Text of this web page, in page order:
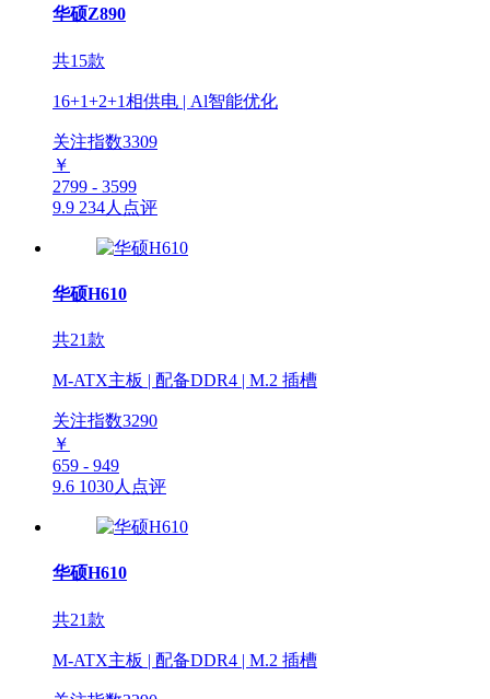
华硕Z890
共15款
16+1+2+1相供电 | Al智能优化
关注指数3309
￥
2799 - 3599
9.9 234人点评
华硕H610
共21款
M-ATX主板 | 配备DDR4 | M.2 插槽
关注指数3290
￥
659 - 949
9.6 1030人点评
华硕H610
共21款
M-ATX主板 | 配备DDR4 | M.2 插槽